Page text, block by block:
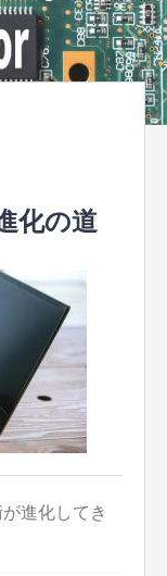
化の道
進化してき